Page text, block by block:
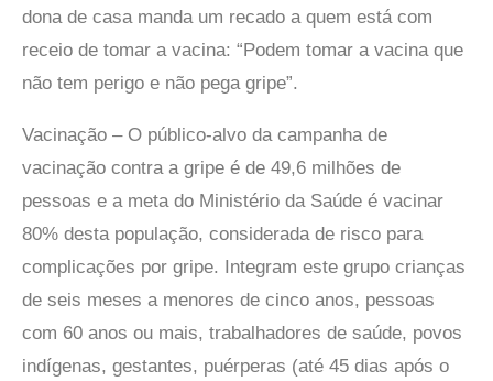
dona de casa manda um recado a quem está com
receio de tomar a vacina: “Podem tomar a vacina que
não tem perigo e não pega gripe”.
Vacinação – O público-alvo da campanha de
vacinação contra a gripe é de 49,6 milhões de
pessoas e a meta do Ministério da Saúde é vacinar
80% desta população, considerada de risco para
complicações por gripe. Integram este grupo crianças
de seis meses a menores de cinco anos, pessoas
com 60 anos ou mais, trabalhadores de saúde, povos
indígenas, gestantes, puérperas (até 45 dias após o